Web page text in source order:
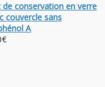
de conservation en verre
couvercle sans
A